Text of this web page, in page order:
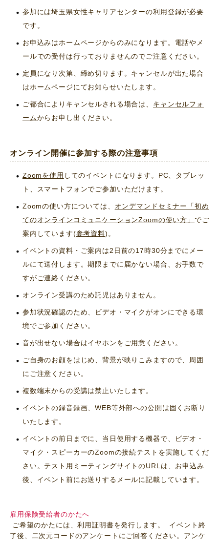
参加には埼玉県女性キャリアセンターの利用登録が必要
です。
お申込みはホームページからのみになります。電話やメ
ールでの受付は行っておりませんのでご注意ください。
定員になり次第、締め切ります。キャンセルが出た場合
はホームページにてお知らせいたします。
ご都合によりキャンセルされる場合は、 キャンセルフォ
ームからお申し出ください。
オンライン開催に参加する際の注意事項
Zoomを使用 してのイベントになります。PC、タブレッ
ト、スマートフォンでご参加いただけます。
Zoomの使い方については、 オンデマンドセミナー「初め
てのオンラインコミュニケーションZoomの使い方」 でご
案内しています(参考資料)。
イベントの資料・ご案内は2日前の17時30分までにメー
ルにて送付します。期限までに届かない場合、お手数で
すがご連絡ください。
オンライン受講のため託児はありません。
参加状況確認のため、ビデオ・マイクがオンにできる環
境でご参加ください。
音が出せない場合はイヤホンをご用意ください。
ご自身のお顔をはじめ、背景が映りこみますので、周囲
にご注意ください。
複数端末からの受講は禁止いたします。
イベントの録音録画、WEB等外部への公開は固くお断り
いたします。
イベントの前日までに、当日使用する機器で、ビデオ・
マイク・スピーカーのZoomの接続テストを実施してくだ
さい。テスト用ミーティングサイトのURLは、お申込み
後、イベント前にお送りするメールに記載しています。
雇用保険受給者のかたへ
ご希望のかたには、利用証明書を発行します。 イベント終
了後、二次元コードのアンケートにご回答ください。アンケ